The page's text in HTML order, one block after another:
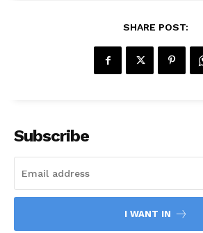
SHARE POST:
Subscribe
I WANT IN